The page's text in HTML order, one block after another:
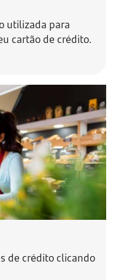
utilizada para
cartão de crédito.
de crédito clicando